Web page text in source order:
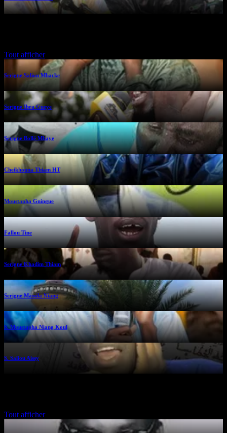
Tout afficher
Serigne Saliou Mbacke
Serigne Ibra Gueye
Serigne Bollé Mbaye
Cheikhouna Thiam HT
Moustapha Gningue
Fallou Tine
Serigne Khadim Thiam
Serigne Massila Niang
S. Moustapha Niang Koul
S. Saliou Aissy
Tout afficher